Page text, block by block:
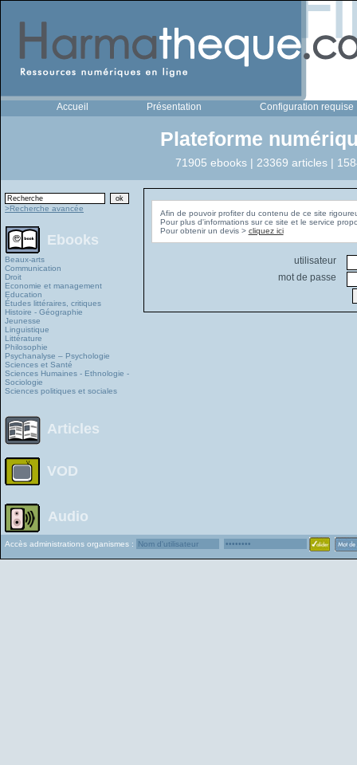
Accueil Présentation Configuration requise
Plateforme
71905 ebooks | 23369 articles |
>Recherche avancée
Ebooks
Beaux-arts
Communication
Droit
Economie et management
Education
Études littéraires, critiques
Histoire - Géographie
Jeunesse
Linguistique
Littérature
Philosophie
Psychanalyse – Psychologie
Sciences et Santé
Sciences Humaines - Ethnologie -
Sociologie
Sciences politiques et sociales
Articles
VOD
Audio
Afin de pouvoir profiter du contenu de ce site
Pour plus d'informations sur ce site et le service
Pour obtenir un devis > cliquez ici
utilisateur
mot de passe
Accès administrations organismes :